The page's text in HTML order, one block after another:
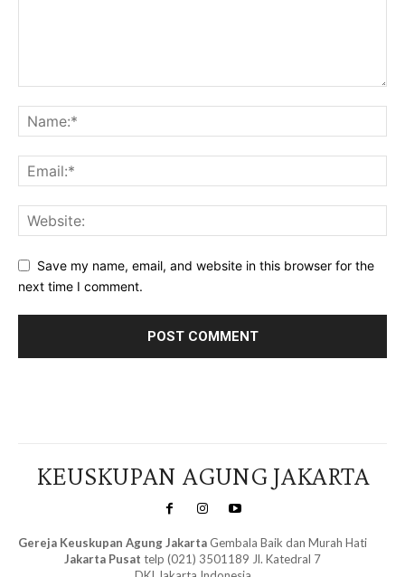
Save my name, email, and website in this browser for the
next time I comment.
KEUSKUPAN AGUNG JAKARTA
Gereja Keuskupan Agung Jakarta Gembala Baik dan Murah Hati
Jakarta Pusat telp (021) 3501189 Jl. Katedral 7